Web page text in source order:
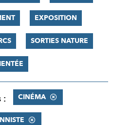
EXPOSITION
SORTIES NATURE
: CINÉMA